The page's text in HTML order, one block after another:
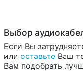
Выбор
Если Вы
или оставьте Ваш
Вам подобрать